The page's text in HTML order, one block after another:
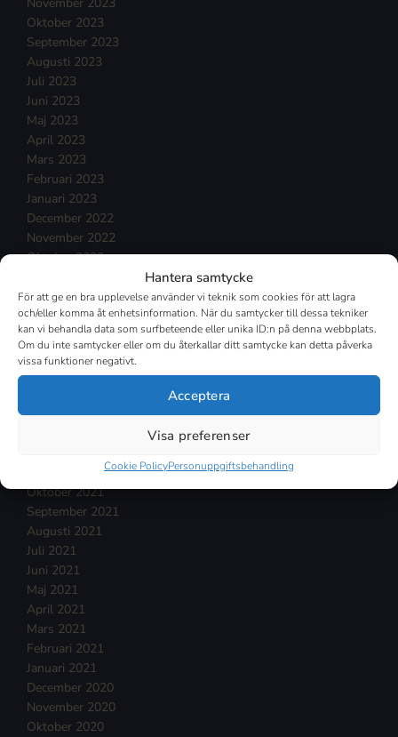
Hantera samtycke
För att ge en bra upplevelse använder vi teknik som cookies för att lagra
och/eller komma åt enhetsinformation. När du samtycker till dessa tekniker
kan vi behandla data som surfbeteende eller unika ID:n på denna webbplats.
Om du inte samtycker eller om du återkallar ditt samtycke kan detta påverka
vissa funktioner negativt.
Acceptera
Visa preferenser
Cookie PolicyPersonuppgiftsbehandling
November 2023
Oktober 2023
September 2023
Augusti 2023
Juli 2023
Juni 2023
Maj 2023
April 2023
Mars 2023
Februari 2023
Januari 2023
December 2022
November 2022
Oktober 2022
Augusti 2022
Juli 2022
Juni 2022
Maj 2022
April 2022
Februari 2022
November 2021
Oktober 2021
September 2021
Augusti 2021
Juli 2021
Juni 2021
Maj 2021
April 2021
Mars 2021
Februari 2021
Januari 2021
December 2020
November 2020
Oktober 2020